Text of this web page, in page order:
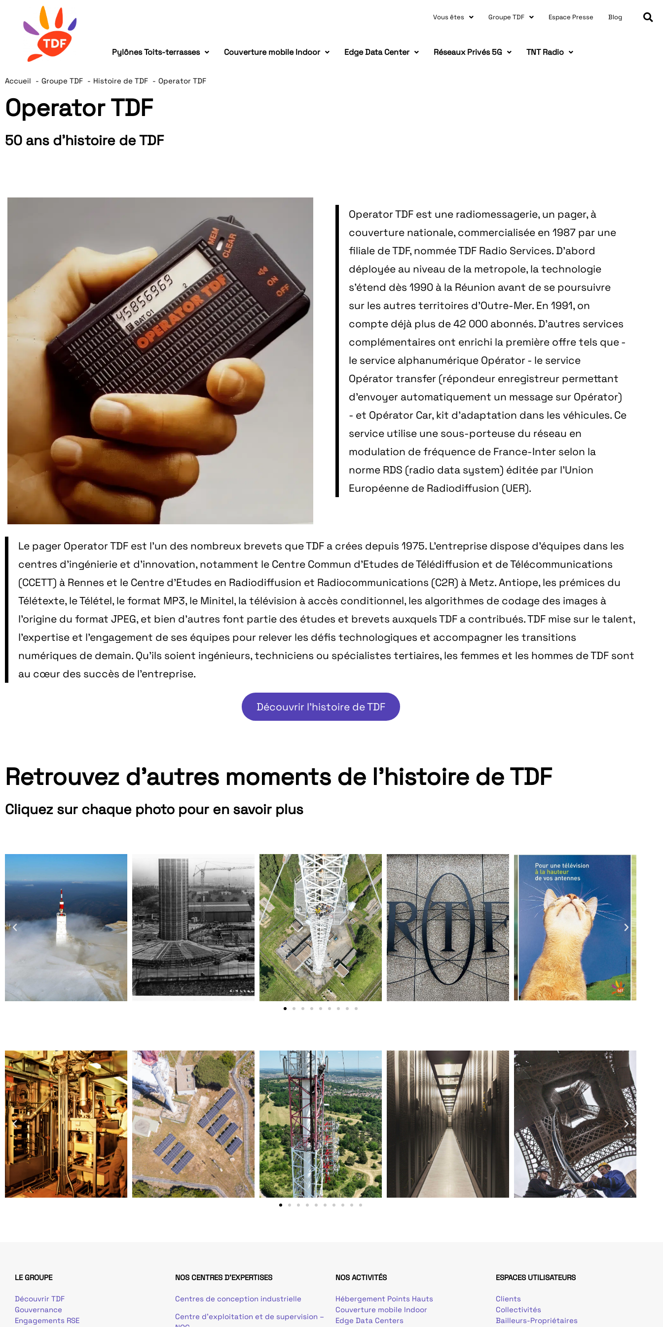
Vous êtes Groupe TDF Espace Presse Blog
Pylônes Toits-terrasses Couverture mobile Indoor Edge Data Center Réseaux Privés 5G TNT Radio
Accueil Groupe TDF Histoire de TDF Operator TDF
Operator TDF
50 ans d'histoire de TDF
Operator TDF est une radiomessagerie, un pager, à
couverture nationale, commercialisée en 1987 par une
filiale de TDF, nommée TDF Radio Services. D’abord
déployée au niveau de la metropole, la technologie
s’étend dès 1990 à la Réunion avant de se poursuivre
sur les autres territoires d’Outre-Mer. En 1991, on
compte déjà plus de 42 000 abonnés. D’autres services
complémentaires ont enrichi la première offre tels que -
le service alphanumérique Opérator - le service
Opérator transfer (répondeur enregistreur permettant
d’envoyer automatiquement un message sur Opérator)
- et Opérator Car, kit d’adaptation dans les véhicules. Ce
service utilise une sous-porteuse du réseau en
modulation de fréquence de France-Inter selon la
norme RDS (radio data system) éditée par l’Union
Européenne de Radiodiffusion (UER).
Le pager Operator TDF est l’un des nombreux brevets que TDF a crées depuis 1975. L’entreprise dispose d’équipes dans les
centres d’ingénierie et d’innovation, notamment le Centre Commun d'Etudes de Télédiffusion et de Télécommunications
(CCETT) à Rennes et le Centre d'Etudes en Radiodiffusion et Radiocommunications (C2R) à Metz. Antiope, les prémices du
Télétexte, le Télétel, le format MP3, le Minitel, la télévision à accès conditionnel, les algorithmes de codage des images à
l'origine du format JPEG, et bien d’autres font partie des études et brevets auxquels TDF a contribués. TDF mise sur le talent,
l’expertise et l’engagement de ses équipes pour relever les défis technologiques et accompagner les transitions
numériques de demain. Qu’ils soient ingénieurs, techniciens ou spécialistes tertiaires, les femmes et les hommes de TDF sont
au cœur des succès de l’entreprise.
Découvrir l'histoire de TDF
Retrouvez d'autres moments de l'histoire de TDF
Cliquez sur chaque photo pour en savoir plus
LE GROUPE
Découvrir TDF
Gouvernance
Engagements RSE
NOS CENTRES D'EXPERTISES
Centres de conception industrielle
Centre d’exploitation et de supervision –
NOS ACTIVITÉS
Hébergement Points Hauts
Couverture mobile Indoor
Edge Data Centers
ESPACES UTILISATEURS
Clients
Collectivités
Bailleurs-Propriétaires